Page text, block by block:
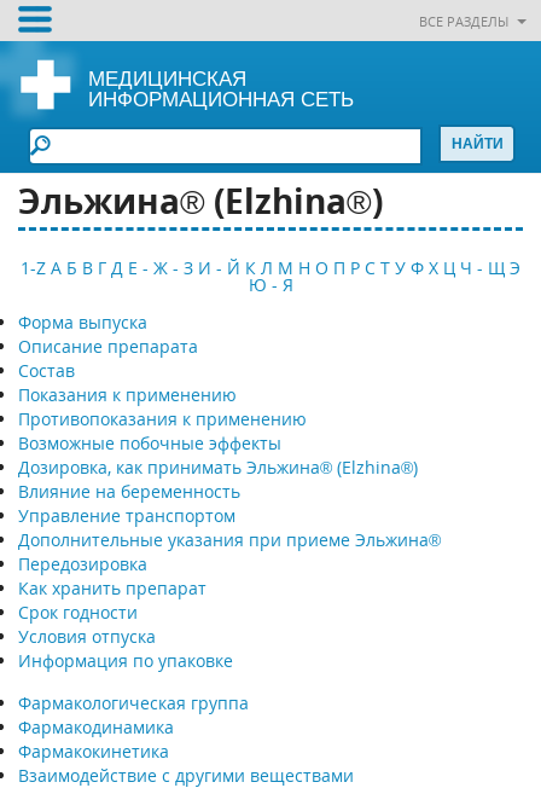
ВСЕ РАЗДЕЛЫ
МЕДИЦИНСКАЯ
ИНФОРМАЦИОННАЯ СЕТЬ
Эльжина® (Elzhina®)
1-Z А Б В Г Д Е - Ж - З И - Й К Л М Н О П Р С Т У Ф Х Ц Ч - Щ Э
Ю - Я
Форма выпуска
Описание препарата
Состав
Показания к применению
Противопоказания к применению
Возможные побочные эффекты
Дозировка, как принимать Эльжина® (Elzhina®)
Влияние на беременность
Управление транспортом
Дополнительные указания при приеме Эльжина®
Передозировка
Как хранить препарат
Срок годности
Условия отпуска
Информация по упаковке
Фармакологическая группа
Фармакодинамика
Фармакокинетика
Взаимодействие с другими веществами